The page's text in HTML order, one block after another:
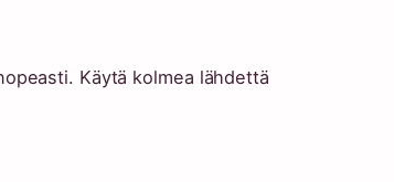
Käytä kolmea lähdettä